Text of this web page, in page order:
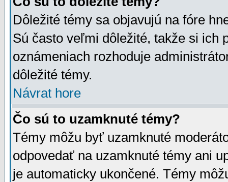
Dôležité témy sa objavujú na fóre
Sú často veľmi dôležité, takže si ich
oznámeniach rozhoduje
dôležité témy.
Návrat hore
Čo sú to uzamknuté témy?
Témy môžu byť uzamknuté
odpovedať na uzamknuté témy ani
je automaticky ukončené. Témy